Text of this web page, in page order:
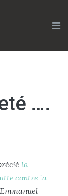
….
la
contre la